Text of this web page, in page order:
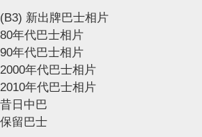
(B3) 新出牌巴士相片
80年代巴士相片
90年代巴士相片
2000年代巴士相片
2010年代巴士相片
昔日中巴
保留巴士